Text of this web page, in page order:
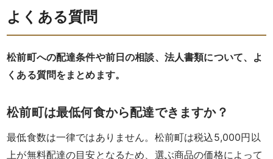
石
松
花
段
よくある質問
松前町への配達条件や前日の相談、法人書類について、よ
くある質問をまとめます。
松前町は最低何食から配達できますか？
最低食数は一律ではありません。松前町は税込5,000円以
上が無料配達の目安となるため、選ぶ商品の価格によって